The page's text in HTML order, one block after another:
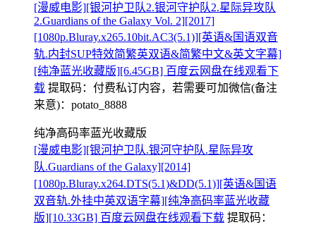
[漫威电影][银河护卫队2.银河守护队2.星际异攻队
2.Guardians of the Galaxy Vol. 2][2017]
[1080p.Bluray.x265.10bit.AC3(5.1)][英语&国语双音
轨.内封SUP特效简繁英双语&简繁中文&英文字幕]
[纯净蓝光收藏版][6.45GB] 百度云网盘在线观看下
载 提取码： 付费私订内容，若需要可加微信(备注
来意)：potato_8888
纯净高码率蓝光收藏版
[漫威电影][银河护卫队.银河守护队.星际异攻
队.Guardians of the Galaxy][2014]
[1080p.Bluray.x264.DTS(5.1)&DD(5.1)][英语&国语
双音轨.外挂中英双语字幕][纯净高码率蓝光收藏
版][10.33GB] 百度云网盘在线观看下载 提取码：